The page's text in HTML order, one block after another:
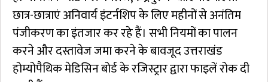
छात्र-छात्राएं अनिवार्य इंटर्नशिप के लिए महीनों से अनंतिम
पंजीकरण का इंतजार कर रहे हैं। सभी नियमों का पालन
करने और दस्तावेज जमा करने के बावजूद उत्तराखंड
होम्योपैथिक मेडिसिन बोर्ड के रजिस्ट्रार द्वारा फाइलें रोक दी